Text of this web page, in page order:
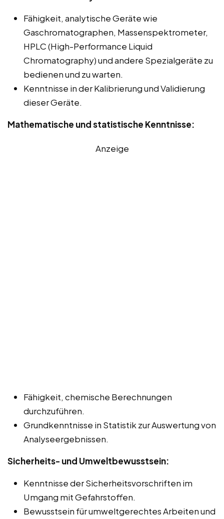
Fähigkeit, analytische Geräte wie
Gaschromatographen, Massenspektrometer,
HPLC (High-Performance Liquid
Chromatography) und andere Spezialgeräte zu
bedienen und zu warten.
Kenntnisse in der Kalibrierung und Validierung
dieser Geräte.
Mathematische und statistische Kenntnisse:
Anzeige
Fähigkeit, chemische Berechnungen
durchzuführen.
Grundkenntnisse in Statistik zur Auswertung von
Analyseergebnissen.
Sicherheits- und Umweltbewusstsein:
Kenntnisse der Sicherheitsvorschriften im
Umgang mit Gefahrstoffen.
Bewusstsein für umweltgerechtes Arbeiten und